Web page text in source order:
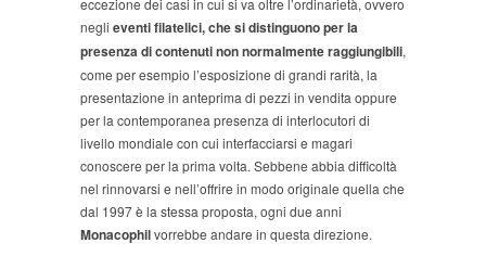
eccezione dei casi in cui si va oltre l’ordinarietà, ovvero
negli eventi filatelici, che si distinguono per la
presenza di contenuti non normalmente raggiungibili,
come per esempio l’esposizione di grandi rarità, la
presentazione in anteprima di pezzi in vendita oppure
per la contemporanea presenza di interlocutori di
livello mondiale con cui interfacciarsi e magari
conoscere per la prima volta. Sebbene abbia difficoltà
nel rinnovarsi e nell’offrire in modo originale quella che
dal 1997 è la stessa proposta, ogni due anni
Monacophilvorrebbe andare in questa direzione.